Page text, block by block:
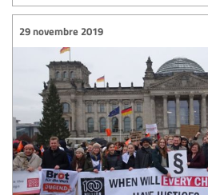
29 novembre 2019